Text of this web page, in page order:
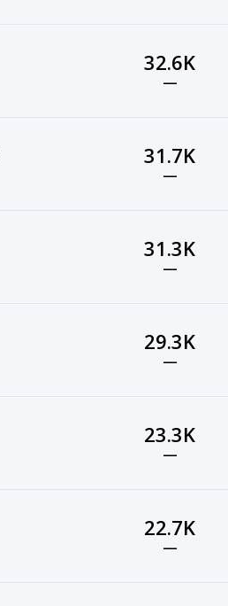
32.6K
—
31.7K
—
31.3K
—
29.3K
—
23.3K
—
22.7K
—